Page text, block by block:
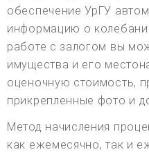
обеспечение УрГУ
информацию о
работе с залогом вы
имущества и его
оценочную стоимость,
прикрепленные фото и
Метод начисления
как ежемесячно, так и